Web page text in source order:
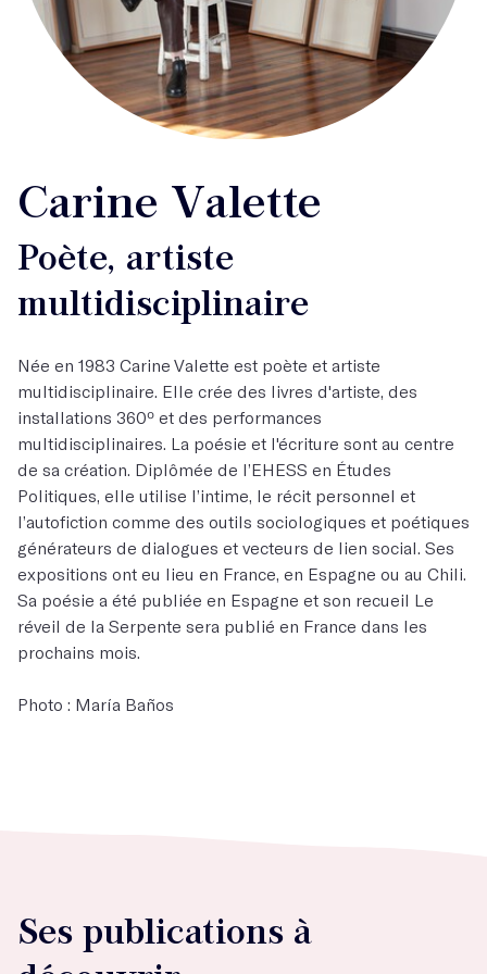
Carine Valette
Poète, artiste
multidisciplinaire
Née en 1983 Carine Valette est poète et artiste
multidisciplinaire. Elle crée des livres d'artiste, des
installations 360º et des performances
multidisciplinaires. La poésie et l'écriture sont au centre
de sa création. Diplômée de l’EHESS en Études
Politiques, elle utilise l’intime, le récit personnel et
l’autofiction comme des outils sociologiques et poétiques
générateurs de dialogues et vecteurs de lien social. Ses
expositions ont eu lieu en France, en Espagne ou au Chili.
Sa poésie a été publiée en Espagne et son recueil Le
réveil de la Serpente sera publié en France dans les
prochains mois.
Photo : María Baños
Ses publications à